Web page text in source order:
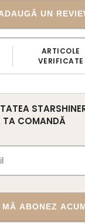
UN
ARTICOLE
VERIFICATE
TA COMANDĂ
MĂ ABONEZ